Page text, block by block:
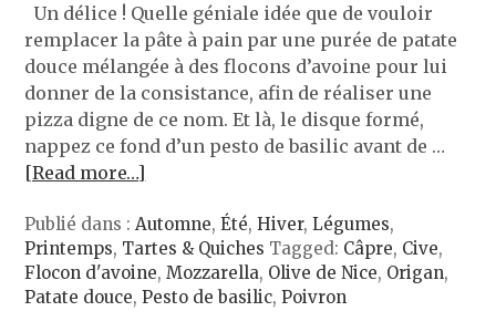
Un délice ! Quelle géniale idée que de vouloir
remplacer la pâte à pain par une purée de patate
douce mélangée à des flocons d’avoine pour lui
donner de la consistance, afin de réaliser une
pizza digne de ce nom. Et là, le disque formé,
nappez ce fond d’un pesto de basilic avant de …
[Read more…]
Publié dans :Automne,Été,Hiver,Légumes,
Printemps, Tartes & Quiches Tagged: Câpre, Cive,
Flocon d'avoine,Mozzarella, Olive de Nice, Origan,
Patate douce,Pesto de basilic,Poivron